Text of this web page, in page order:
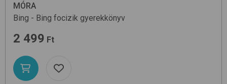
MÓRA
Bing - Bing focizik gyerekkönyv
2 499 Ft